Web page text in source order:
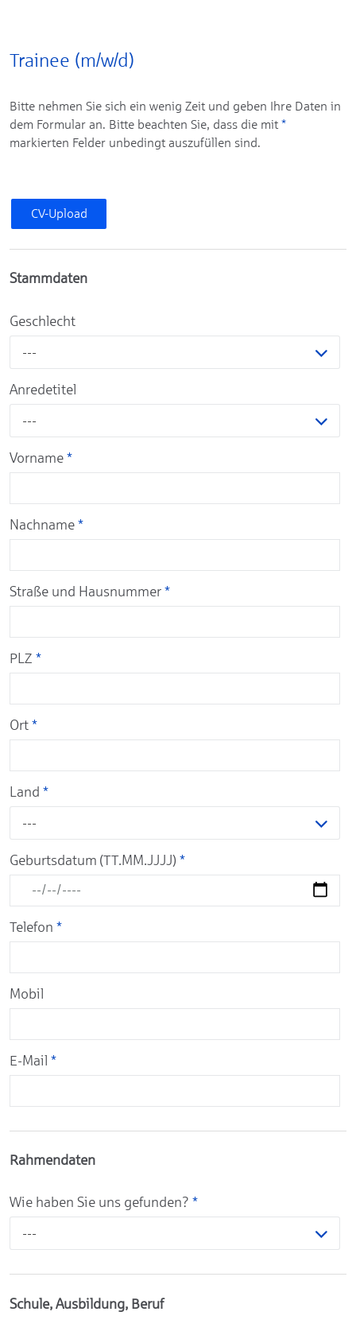
Trainee (m/w/d)
Bitte nehmen Sie sich ein wenig Zeit und geben Ihre Daten in
dem Formular an. Bitte beachten Sie, dass die mit *
markierten Felder unbedingt auszufüllen sind.
CV-Upload
Stammdaten
Geschlecht
---
Anredetitel
---
Vorname *
Nachname *
Straße und Hausnummer *
PLZ *
Ort *
Land *
---
Geburtsdatum (TT.MM.JJJJ) *
Telefon *
Mobil
E-Mail *
Rahmendaten
Wie haben Sie uns gefunden? *
---
Schule, Ausbildung, Beruf